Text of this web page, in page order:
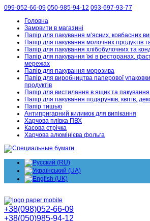
099-052-66-09 050-985-94-12 093-697-93-77
Головна
Замовити в магазині
Папір для пакування м’ясних, ковбасних
Папір для пакування молочних продуктів
Папір для пакування хлібобулочних та
Папір для пакування їжі в ресторанах,
мережах
Папір для пакування морозива
Папір для виробництва паперової
продуктів
Папір для вистилання в ящик та пакування
Папір для пакування подарунків, квітів,
Папір тишью
Антипригарний килимок для випікання
Харчова плівка ПВХ
Касова стрічка
Харчова алюмінієва фольга
+38(098)052-66-09
+38(050)985-94-12